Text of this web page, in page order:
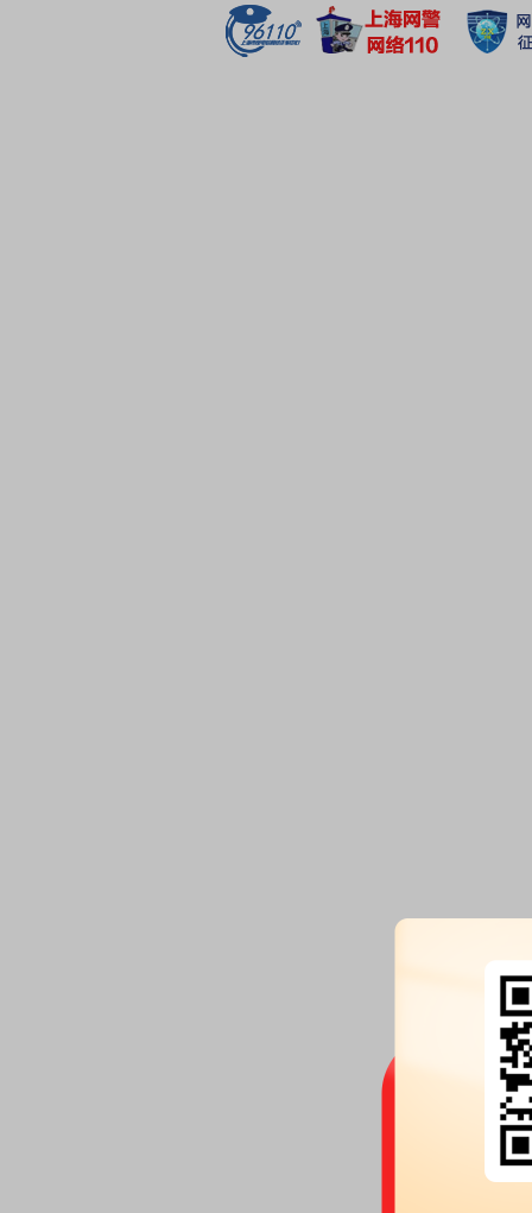
内容IP的研发孵化和增值、转化、衍生服务。未来,安妮股
字内容服务将从内容增值、数字创新、移动营销、社会化
方面为客户提供全面服务,为客户贡献更高价值。 安妮股份的商务